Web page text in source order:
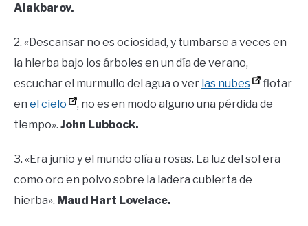
Alakbarov.
2. «Descansar no es ociosidad, y tumbarse a veces en
la hierba bajo los árboles en un día de verano,
escuchar el murmullo del agua o ver las nubes
flotar
en el cielo
, no es en modo alguno una pérdida de
tiempo». John Lubbock.
3. «Era junio y el mundo olía a rosas. La luz del sol era
como oro en polvo sobre la ladera cubierta de
hierba». Maud Hart Lovelace.